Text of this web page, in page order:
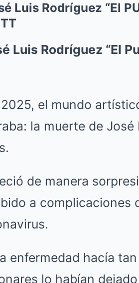
Luis Rodríguez “El
Luis Rodríguez “El
el mundo
la muerte de José
de manera
a complicaciones
enfermedad hacía
lo habían